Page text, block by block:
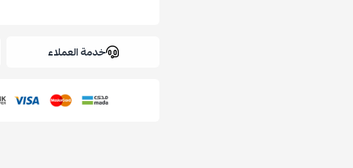
خدمة العملاء